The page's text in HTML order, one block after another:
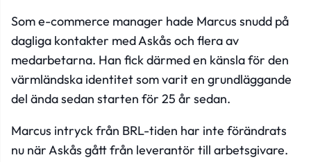
Som e-commerce manager hade Marcus snudd på
dagliga kontakter med Askås och flera av
medarbetarna. Han fick därmed en känsla för den
värmländska identitet som varit en grundläggande
del ända sedan starten för 25 år sedan.
Marcus intryck från BRL-tiden har inte förändrats
nu när Askås gått från leverantör till arbetsgivare.